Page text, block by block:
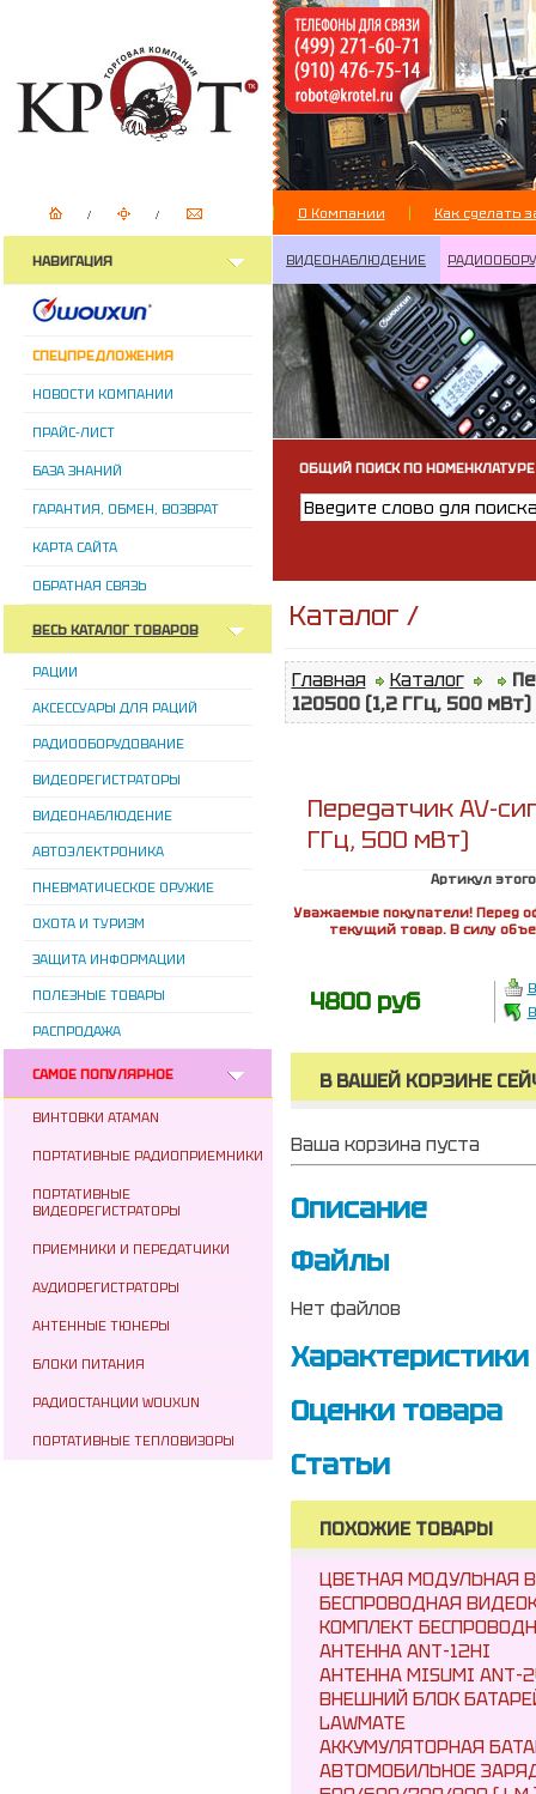
О Компании Как сделать
НАВИГАЦИЯ
СПЕЦПРЕДЛОЖЕНИЯ
НОВОСТИ КОМПАНИИ
ПРАЙС-ЛИСТ
БАЗА ЗНАНИЙ
ГАРАНТИЯ, ОБМЕН, ВОЗВРАТ
КАРТА САЙТА
ОБРАТНАЯ СВЯЗЬ
ВЕСЬ КАТАЛОГ ТОВАРОВ
РАЦИИ
АКСЕССУАРЫ ДЛЯ РАЦИЙ
РАДИООБОРУДОВАНИЕ
ВИДЕОРЕГИСТРАТОРЫ
ВИДЕОНАБЛЮДЕНИЕ
АВТОЭЛЕКТРОНИКА
ПНЕВМАТИЧЕСКОЕ ОРУЖИЕ
ОХОТА И ТУРИЗМ
ЗАЩИТА ИНФОРМАЦИИ
ПОЛЕЗНЫЕ ТОВАРЫ
РАСПРОДАЖА
САМОЕ ПОПУЛЯРНОЕ
ВИНТОВКИ ATAMAN
ПОРТАТИВНЫЕ РАДИОПРИЕМНИКИ
ПОРТАТИВНЫЕ
ВИДЕОРЕГИСТРАТОРЫ
ПРИЕМНИКИ И ПЕРЕДАТЧИКИ
АУДИОРЕГИСТРАТОРЫ
АНТЕННЫЕ ТЮНЕРЫ
БЛОКИ ПИТАНИЯ
РАДИОСТАНЦИИ WOUXUN
ПОРТАТИВНЫЕ ТЕПЛОВИЗОРЫ
ВИДЕОНАБЛЮДЕНИЕ
ОБЩИЙ ПОИСК ПО НОМЕНКЛАТУРЕ
Каталог /
Главная Каталог
120500 (1,2 ГГц, 500 мВт)
Передатчик AV-
ГГц, 500 мВт)
Артикул
Уважаемые покупатели! Перед
текущий товар. В силу
4800 руб
В ВАШЕЙ КОРЗИНЕ
Ваша корзина пуста
Описание
Файлы
Нет файлов
Характеристики
Оценки товара
Статьи
ПОХОЖИЕ ТОВАРЫ
ЦВЕТНАЯ МОДУЛЬНАЯ
БЕСПРОВОДНАЯ
КОМПЛЕКТ
АНТЕННА ANT-12HI
АНТЕННА MISUMI ANT-
ВНЕШНИЙ БЛОК
LAWMATE
АККУМУЛЯТОРНАЯ
АВТОМОБИЛЬНОЕ